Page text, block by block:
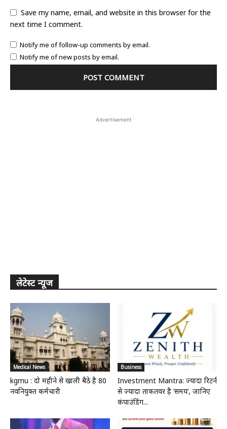
Save my name, email, and website in this browser for the
next time I comment.
Notify me of follow-up comments by email.
Notify me of new posts by email.
Advertisement
लेटेस्ट न्यूज
Medical News
kgmu : दो महीने से खाली बैठे है 80
नवनियुक्त कर्मचारी
Business
Investment Mantra: ज्यादा रिटर्न
से ज्यादा ताकतवर है ‘समय’, जानिए
कंपाउंडिंग...